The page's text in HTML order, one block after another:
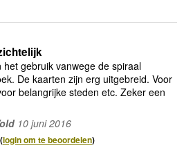
gebruik vanwege de spiraal
De kaarten zijn erg uitgebreid. Voor
belangrijke steden etc. Zeker een
10 juni 2016
login om te beoordelen)